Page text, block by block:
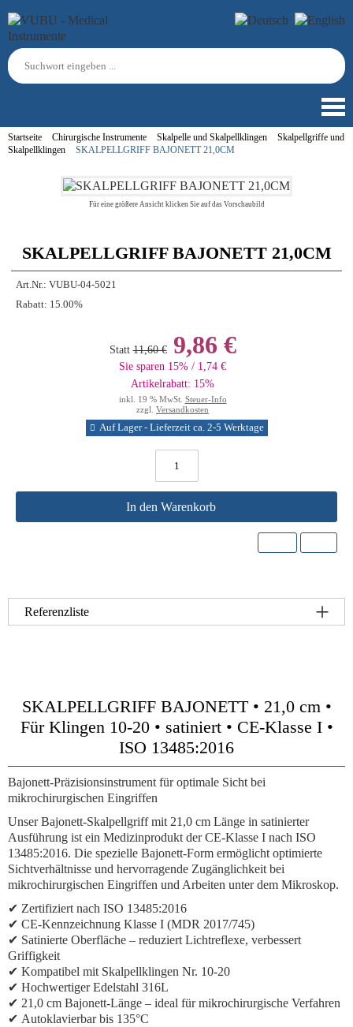
Startseite Chirurgische Instrumente Skalpelle und Skalpellklingen
Skalpellgriffe und
Skalpellklingen
SKALPELLGRIFF BAJONETT 21,0CM
Für eine größere Ansicht klicken Sie auf das Vorschaubild
SKALPELLGRIFF BAJONETT 21,0CM
Art.Nr.: VUBU-04-5021
Rabatt: 15.00%
Statt 11,60 €9,86 €
Sie sparen 15% / 1,74 €
Artikelrabatt: 15%
inkl. 19 % MwSt. Steuer-Info
zzgl. Versandkosten
Auf Lager - Lieferzeit ca. 2-5 Werktage
In den Warenkorb
Referenzliste
SKALPELLGRIFF BAJONETT • 21,0 cm •
Für Klingen 10-20 • satiniert • CE-Klasse I •
ISO 13485:2016
Bajonett-Präzisionsinstrument für optimale Sicht bei
mikrochirurgischen Eingriffen
Unser Bajonett-Skalpellgriff mit 21,0 cm Länge in satinierter
Ausführung ist ein Medizinprodukt der CE-Klasse I nach ISO
13485:2016. Die spezielle Bajonett-Form ermöglicht optimierte
Sichtverhältnisse und hervorragende Zugänglichkeit bei
mikrochirurgischen Eingriffen und Arbeiten unter dem Mikroskop.
✔ Zertifiziert nach ISO 13485:2016
✔ CE-Kennzeichnung Klasse I (MDR 2017/745)
✔ Satinierte Oberfläche – reduziert Lichtreflexe, verbessert
Griffigkeit
✔ Kompatibel mit Skalpellklingen Nr. 10-20
✔ Hochwertiger Edelstahl 316L
✔ 21,0 cm Bajonett-Länge – ideal für mikrochirurgische Verfahren
✔ Autoklavierbar bis 135°C